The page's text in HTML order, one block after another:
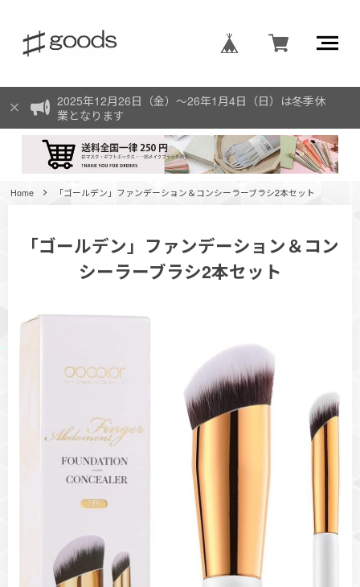
2025年12月26日（金）〜26年1月4日（日）は冬季休
業となります
Home 「ゴールデン」ファンデーション＆コンシーラーブラシ2本セット
「ゴールデン」ファンデーション＆コン
シーラーブラシ2本セット